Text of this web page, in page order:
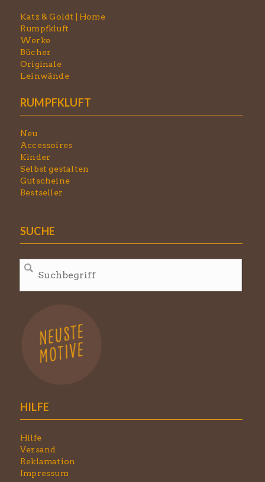
Katz & Goldt | Home
Rumpfkluft
Werke
Bücher
Originale
Leinwände
RUMPFKLUFT
Neu
Accessoires
Kinder
Selbst gestalten
Gutscheine
Bestseller
SUCHE
HILFE
Hilfe
Versand
Reklamation
Impressum